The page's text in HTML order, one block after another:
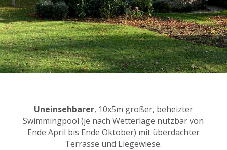
Uneinsehbarer, 10x5m großer, beheizter
Swimmingpool (je nach Wetterlage nutzbar von
Ende April bis Ende Oktober) mit überdachter
Terrasse und Liegewiese.